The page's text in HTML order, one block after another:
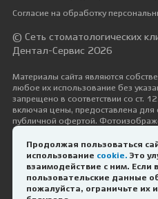
Продолжая пользоваться
использование cookie. Это
взаимодействие с ним.
пользовательские данные
пожалуйста, ограничьте их
Согласие на обработку
© Сеть стоматологических
Дентал-Сервис 2026
Материалы сайта являются
любое их использование без
запрещено в соответствии со ст.
включая цены, предоставлена для
публичной офертой.
сайте, размещены исключительно с
гражданско-правовых отношений с
Дизайн и разработка — Космос-